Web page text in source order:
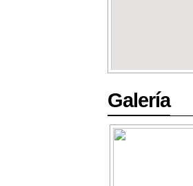
Galería